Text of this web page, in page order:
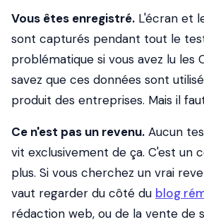
Vous êtes enregistré. L'écran et
sont capturés pendant tout le
problématique si vous avez lu les
savez que ces données sont
produit des entreprises. Mais il
Ce n'est pas un revenu. Aucun
vit exclusivement de ça. C'est un
plus. Si vous cherchez un vrai
vaut regarder du côté du blog
rédaction web, ou de la vente de